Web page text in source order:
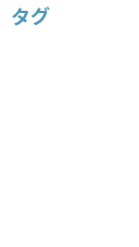
タグ